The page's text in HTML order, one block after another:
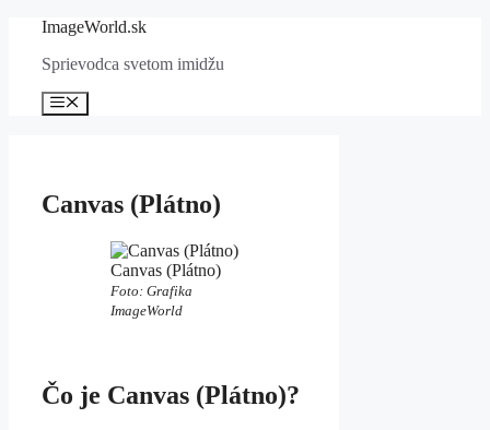
Preskočiť
obsah
ImageWorld.sk
Sprievodca svetom imidžu
Menu
Canvas (Plátno)
Canvas (Plátno)
Foto: Grafika
ImageWorld
Čo je Canvas (Plátno)?